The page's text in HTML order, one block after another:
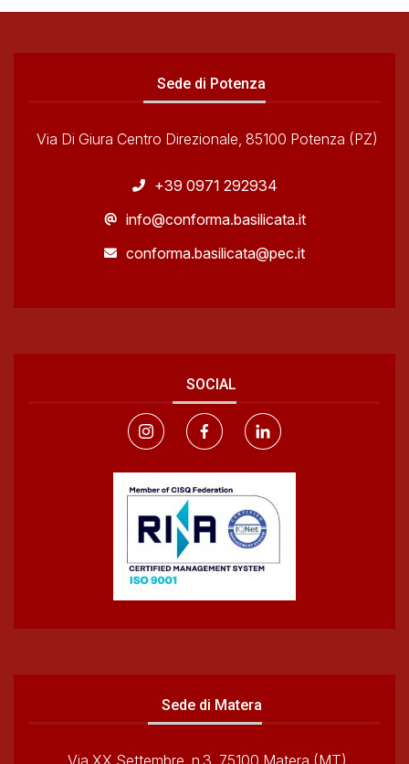
Sede di Potenza
Via Di Giura Centro Direzionale, 85100 Potenza (PZ)
+39 0971 292934
info@conforma.basilicata.it
conforma.basilicata@pec.it
SOCIAL
Sede di Matera